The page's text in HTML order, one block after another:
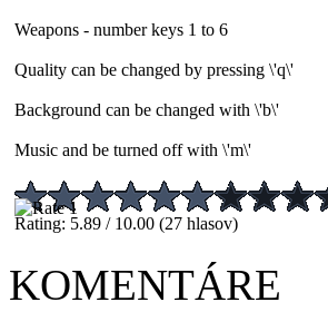
Weapons - number keys 1 to 6
Quality can be changed by pressing \'q\'
Background can be changed with \'b\'
Music and be turned off with \'m\'
Rating: 5.89 / 10.00 (27 hlasov)
KOMENTÁRE